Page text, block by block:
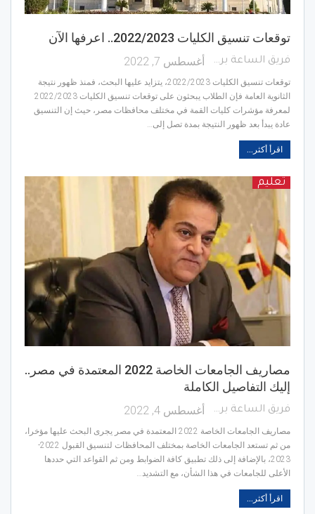
توقعات تنسيق الكليات 2022/2023.. اعرفها الآن
فريق الساعة برس أغسطس 7, 2022
توقعات تنسيق الكليات 2022/2023، يتزايد عليها البحث، فمنذ ظهور نتيجة
الثانوية العامة فإن الطلاب يبحثون على توقعات تنسيق الكليات 2022/2023
لمعرفة مؤشرات كليات القمة في مختلف محافظات مصر، حيث إن التنسيق
عادة يبدأ بعد ظهور النتيجة بمدة تصل إلى…
اقرأ أكثر...
تعليم
مصاريف الجامعات الخاصة 2022 المعتمدة في مصر..
إليك التفاصيل الكاملة
فريق الساعة برس أغسطس 4, 2022
مصاريف الجامعات الخاصة 2022 المعتمدة في مصر يجرى البحث عليها مؤخرا،
من ثم تستعد الجامعات الخاصة بمختلف المحافظات لتنسيق القبول 2022-
2023، بالإضافة إلى ذلك تطبيق كافة الضوابط ومن ثم القواعد التي حددها
الأعلى للجامعات في هذا الشأن، مع التشديد…
اقرأ أكثر...